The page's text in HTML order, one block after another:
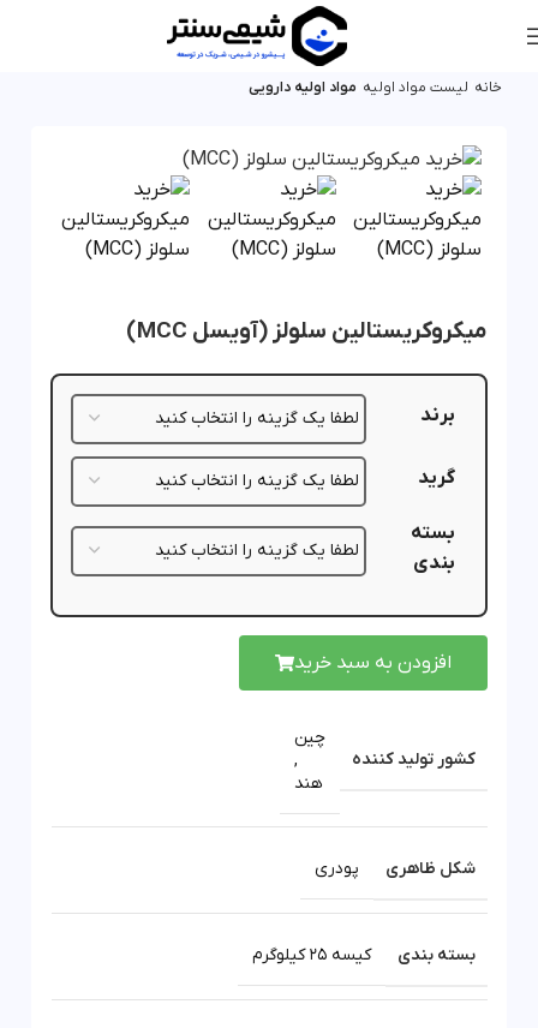
خانه لیست مواد اولیه مواد اولیه دارویی
میکروکریستالین سلولز (آویسل MCC)
برند
گرید
بسته
بندی
افزودن به سبد خرید
کشور تولید کننده
چین
,
هند
شکل ظاهری پودری
بسته بندی کیسه 25 کیلوگرم